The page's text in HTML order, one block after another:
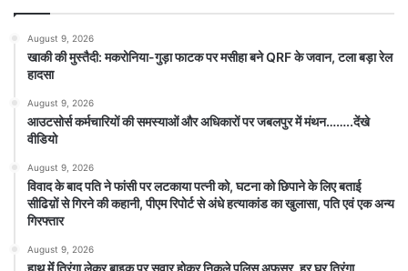
August 9, 2026
खाकी की मुस्तैदी: मकरोनिया-गुड़ा फाटक पर मसीहा बने QRF के जवान, टला बड़ा रेल
हादसा
August 9, 2026
आउटसोर्स कर्मचारियों की समस्याओं और अधिकारों पर जबलपुर में मंथन……..देंखे
वीडियो
August 9, 2026
विवाद के बाद पति ने फांसी पर लटकाया पत्नी को, घटना को छिपाने के लिए बताई
सीढिय़ों से गिरने की कहानी, पीएम रिपोर्ट से अंधे हत्याकांड का खुलासा, पति एवं एक अन्य
गिरफ्तार
August 9, 2026